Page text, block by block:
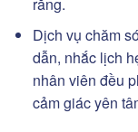
Dịch vụ chăm
dẫn, nhắc lịch
nhân viên đều
cảm giác yên